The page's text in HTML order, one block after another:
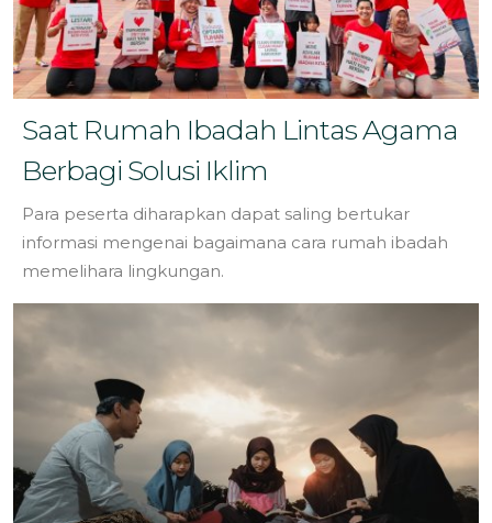
Saat Rumah Ibadah Lintas Agama
Berbagi Solusi Iklim
Para peserta diharapkan dapat saling bertukar
informasi mengenai bagaimana cara rumah ibadah
memelihara lingkungan.